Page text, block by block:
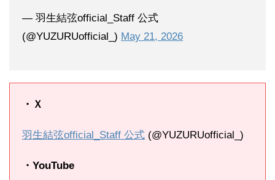
— 羽生結弦official_Staff 公式
(@YUZURUofficial_) May 21, 2026
・Ｘ
羽生結弦official_Staff 公式 (@YUZURUofficial_)
・YouTube